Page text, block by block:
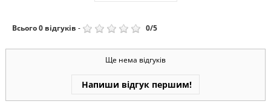
Всього0 відгуків - 0/5
Ще нема відгуків
Напиши відгук першим!